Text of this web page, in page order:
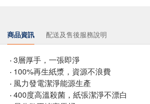
商品資訊 配送及售後服務說明
‧ 3層厚手，一張即淨
‧ 100%再生紙漿，資源不浪費
‧ 風力發電潔淨能源生產
‧ 400度高溫殺菌，紙張潔淨不漂白